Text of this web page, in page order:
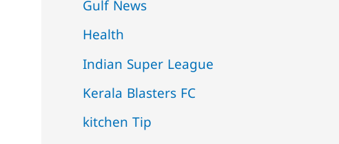
Gulf News
Health
Indian Super League
Kerala Blasters FC
kitchen Tip